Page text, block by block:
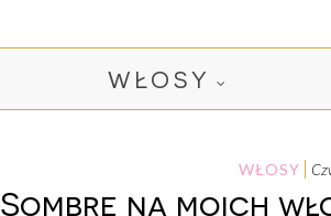
WŁOSY
WŁOSY
Sombre na moich